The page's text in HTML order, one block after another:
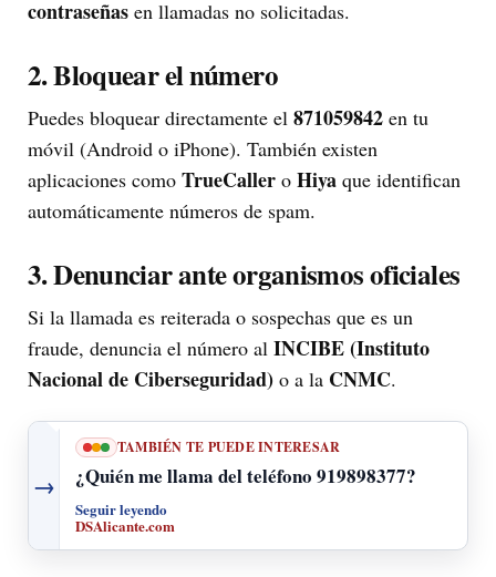
contraseñas en llamadas no solicitadas.
2. Bloquear el número
Puedes bloquear directamente el 871059842 en tu
móvil (Android o iPhone). También existen
aplicaciones como TrueCaller o Hiya que identifican
automáticamente números de spam.
3. Denunciar ante organismos oficiales
Si la llamada es reiterada o sospechas que es un
fraude, denuncia el número al INCIBE (Instituto
Nacional de Ciberseguridad) o a la CNMC.
→
TAMBIÉN TE PUEDE INTERESAR
¿Quién me llama del teléfono 919898377?
Seguir leyendo
DSAlicante.com